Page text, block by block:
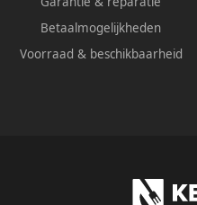
Betaalmogelijkheden
Voorraad & beschikbaarheid